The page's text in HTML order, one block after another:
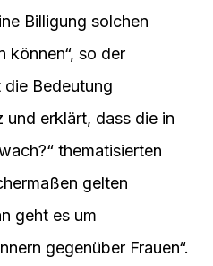
Billigung solchen
können“, so der
Bedeutung
und erklärt, dass die in
thematisierten
gelten
geht es um
gegenüber Frauen“.